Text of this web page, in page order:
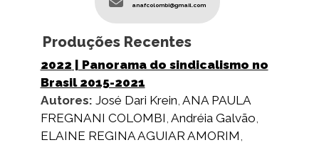
anafcolombi@gmail.com
Produções Recentes
2022 | Panorama do sindicalismo no
Brasil 2015-2021
Autores: José Dari Krein ANA PAULA
FREGNANI COLOMBI Andréia Galvão
ELAINE REGINA AGUIAR AMORIM